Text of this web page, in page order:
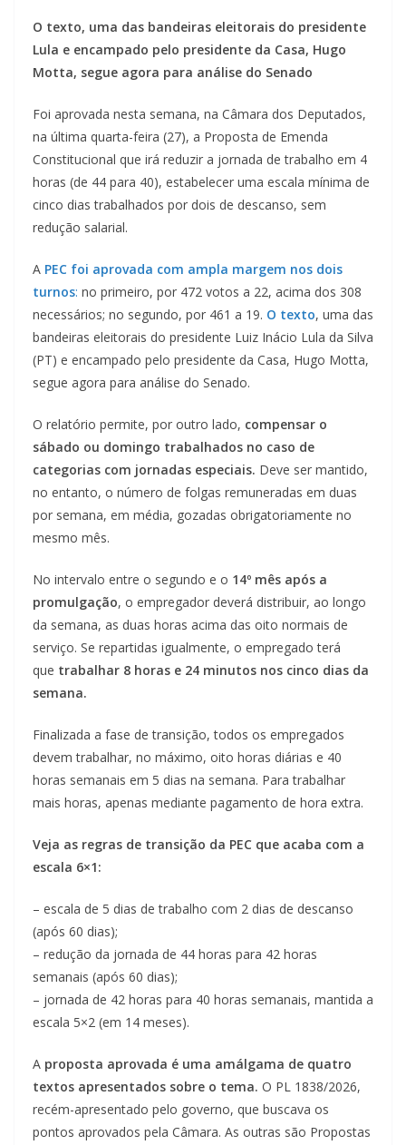
O texto, uma das bandeiras eleitorais do presidente
Lula e encampado pelo presidente da Casa, Hugo
Motta, segue agora para análise do Senado
Foi aprovada nesta semana, na Câmara dos Deputados,
na última quarta-feira (27), a Proposta de Emenda
Constitucional que irá reduzir a jornada de trabalho em 4
horas (de 44 para 40), estabelecer uma escala mínima de
cinco dias trabalhados por dois de descanso, sem
redução salarial.
A PEC foi aprovada com ampla margem nos dois
turnos: no primeiro, por 472 votos a 22, acima dos 308
necessários; no segundo, por 461 a 19. O texto, uma das
bandeiras eleitorais do presidente Luiz Inácio Lula da Silva
(PT) e encampado pelo presidente da Casa, Hugo Motta,
segue agora para análise do Senado.
O relatório permite, por outro lado, compensar o
sábado ou domingo trabalhados no caso de
categorias com jornadas especiais. Deve ser mantido,
no entanto, o número de folgas remuneradas em duas
por semana, em média, gozadas obrigatoriamente no
mesmo mês.
No intervalo entre o segundo e o 14º mês após a
promulgação, o empregador deverá distribuir, ao longo
da semana, as duas horas acima das oito normais de
serviço. Se repartidas igualmente, o empregado terá
que trabalhar 8 horas e 24 minutos nos cinco dias da
semana.
Finalizada a fase de transição, todos os empregados
devem trabalhar, no máximo, oito horas diárias e 40
horas semanais em 5 dias na semana. Para trabalhar
mais horas, apenas mediante pagamento de hora extra.
Veja as regras de transição da PEC que acaba com a
escala 6×1:
– escala de 5 dias de trabalho com 2 dias de descanso
(após 60 dias);
– redução da jornada de 44 horas para 42 horas
semanais (após 60 dias);
– jornada de 42 horas para 40 horas semanais, mantida a
escala 5×2 (em 14 meses).
A proposta aprovada é uma amálgama de quatro
textos apresentados sobre o tema. O PL 1838/2026,
recém-apresentado pelo governo, que buscava os
pontos aprovados pela Câmara. As outras são Propostas